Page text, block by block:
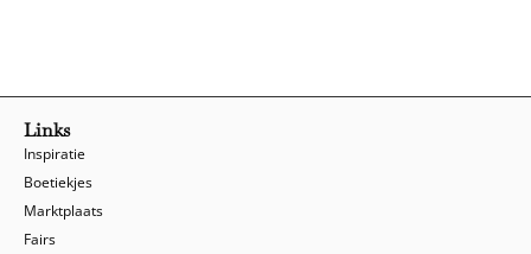
Links
Inspiratie
Boetiekjes
Marktplaats
Fairs